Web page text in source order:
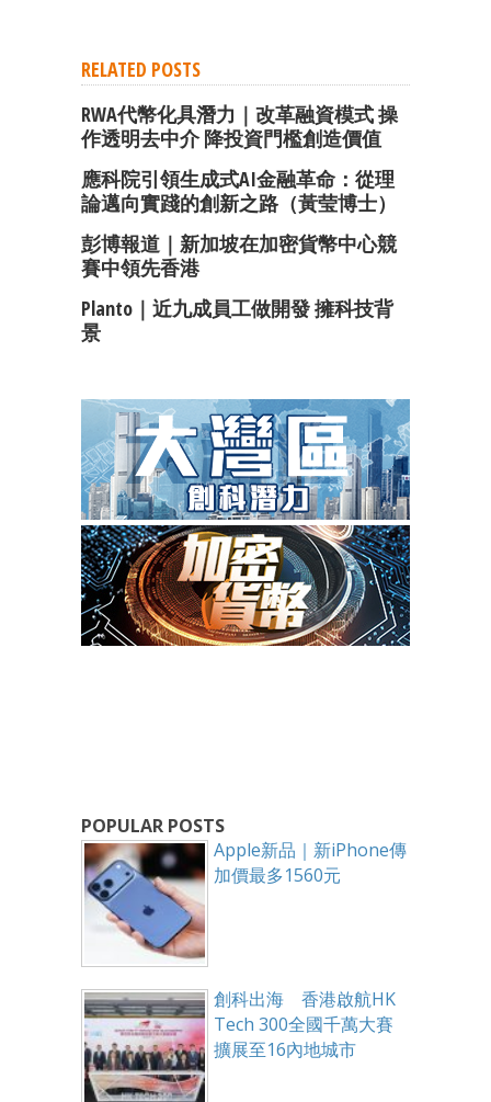
RELATED POSTS
RWA代幣化具潛力｜改革融資模式 操
作透明去中介 降投資門檻創造價值
應科院引領生成式AI金融革命：從理
論邁向實踐的創新之路（黃莹博士）
彭博報道｜新加坡在加密貨幣中心競
賽中領先香港
Planto｜近九成員工做開發 擁科技背
景
POPULAR POSTS
Apple新品｜新iPhone傳
加價最多1560元
創科出海 香港啟航HK
Tech 300全國千萬大賽
擴展至16內地城市